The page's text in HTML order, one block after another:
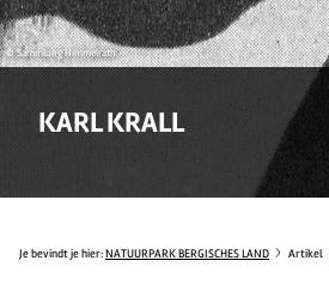
© Sammlung Himmelrath
KARL KRALL
Je bevindt je hier:NATUURPARK BERGISCHES LAND Artikel